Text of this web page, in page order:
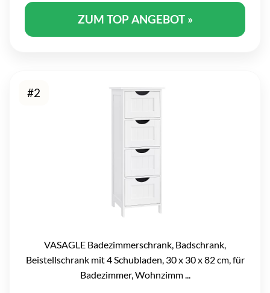
ZUM TOP ANGEBOT »
#2
VASAGLE Badezimmerschrank, Badschrank,
Beistellschrank mit 4 Schubladen, 30 x 30 x 82 cm, für
Badezimmer, Wohnzimm ...